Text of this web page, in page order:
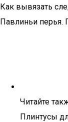
Как вывязать
Павлиньи перья.
Читайте
Плинтусы